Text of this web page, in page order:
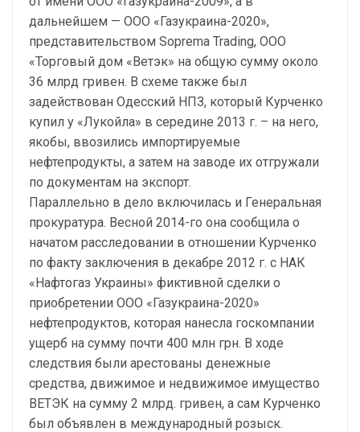
дальнейшем — ООО «Газукраина-2020»,
представительством Soprema Trading, ООО
«Торговый дом «Ветэк» на общую сумму около
36 млрд гривен. В схеме также был
задействован Одесский НПЗ, который Курченко
купил у «Лукойла» в середине 2013 г. – на него,
якобы, ввозились импортируемые
нефтепродукты, а затем на заводе их отгружали
по документам на экспорт.
Параллельно в дело включилась и Генеральная
прокуратура. Весной 2014-го она сообщила о
начатом расследовании в отношении Курченко
по факту заключения в декабре 2012 г. с НАК
«Нафтогаз Украины» фиктивной сделки о
приобретении ООО «Газукраина-2020»
нефтепродуктов, которая нанесла госкомпании
ущерб на сумму почти 400 млн грн. В ходе
следствия были арестованы денежные
средства, движимое и недвижимое имущество
ВЕТЭК на сумму 2 млрд. гривен, а сам Курченко
был объявлен в международный розыск.